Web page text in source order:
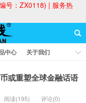
号：ZX0118) | 服务热
中心
关于我们
或重塑全球金融话语
阅读(195) 评论(0)